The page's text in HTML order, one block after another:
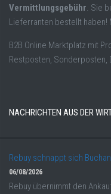
Vermittlungsgebühr. Sie
Lieferranten bestellt haben!
B2B Online Marktplatz mit
Restposten, Sonderposten,
NACHRICHTEN AUS DER
Rebuy schnappt sich
06/08/2026
Rebuy übernimmt den